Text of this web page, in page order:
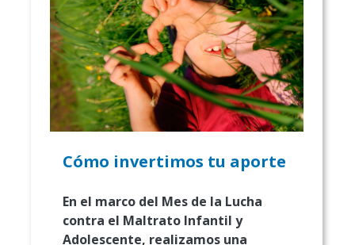
Cómo invertimos tu aporte
En el marco del Mes de la Lucha
contra el Maltrato Infantil y
Adolescente, realizamos una